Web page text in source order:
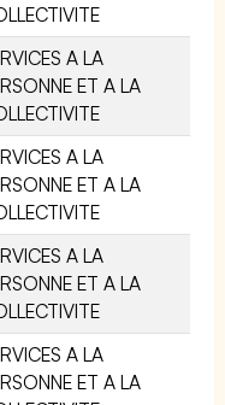
A LA
ET A LA
A LA
ET A LA
A LA
ET A LA
A LA
ET A LA